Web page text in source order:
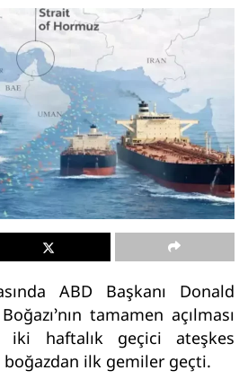
ABD Başkanı Donald
tamamen açılması
iki haftalık geçici ateşkes
boğazdan ilk gemiler geçti.